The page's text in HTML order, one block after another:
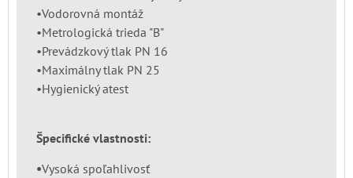
•Vodorovná montáž
•Metrologická trieda "B"
•Prevádzkový tlak PN 16
•Maximálny tlak PN 25
•Hygienický atest
Špecifické vlastnosti:
•Vysoká spoľahlivosť